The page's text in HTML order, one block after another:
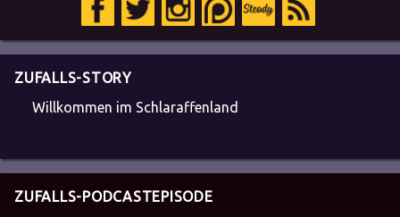
ZUFALLS-STORY
Willkommen im Schlaraffenland
ZUFALLS-PODCASTEPISODE